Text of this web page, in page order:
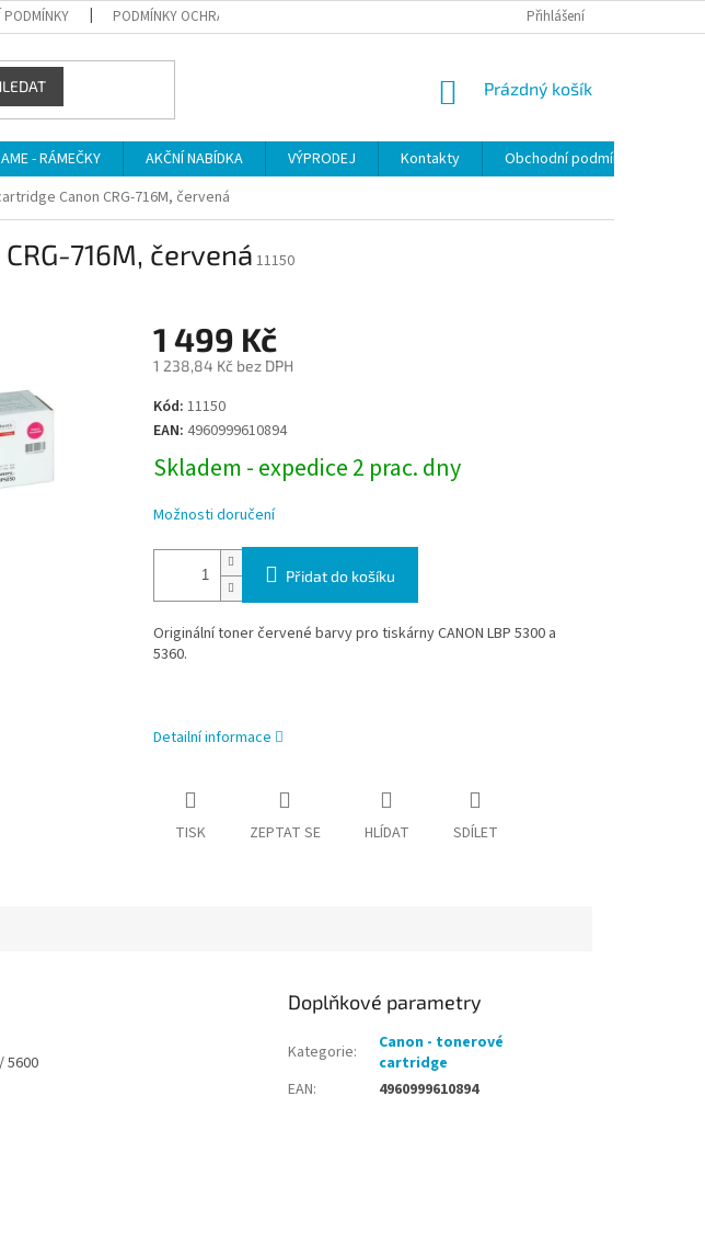
PODMÍNKY PODMÍNKY OCHRANY OSOBNÍCH ÚDAJŮ Přihlášení
NÁKUPNÍ
Prázdný košík
- RÁMEČKY AKČNÍ NABÍDKA VÝPRODEJ Kontakty
Obchodní podmínky
Canon CRG-716M, červená
716M, červená 11150
1 499 Kč
1 238,84 Kč bez DPH
Měrná
cena:
Kód: 11150
EAN: 4960999610894
Skladem - expedice 2 prac. dny
Možnosti doručení
Přidat do košíku
Originální toner červené barvy pro tiskárny CANON LBP 5300 a
5360.
Detailní informace
TISK ZEPTAT SE HLÍDAT SDÍLET
5600
Doplňkové parametry
Kategorie:
Canon - tonerové
cartridge
EAN: 4960999610894